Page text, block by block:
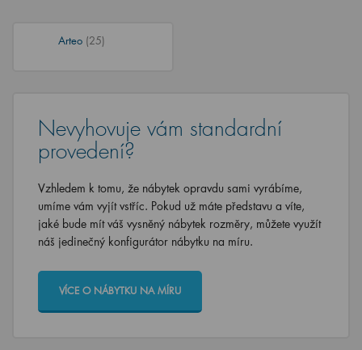
Arteo (25)
Nevyhovuje vám standardní
provedení?
Vzhledem k tomu, že nábytek opravdu sami vyrábíme,
umíme vám vyjít vstříc. Pokud už máte představu a víte,
jaké bude mít váš vysněný nábytek rozměry, můžete využít
náš jedinečný konfigurátor nábytku na míru.
VÍCE O NÁBYTKU NA MÍRU